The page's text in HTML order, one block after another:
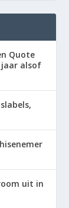
Quote
jaar alsof
uit in